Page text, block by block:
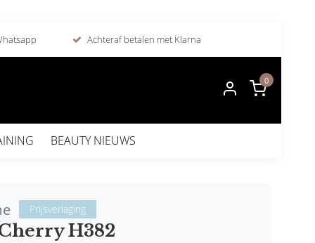
Achteraf betalen met Klarna
0
BEAUTY NIEUWS
Prijsverlaging
H382